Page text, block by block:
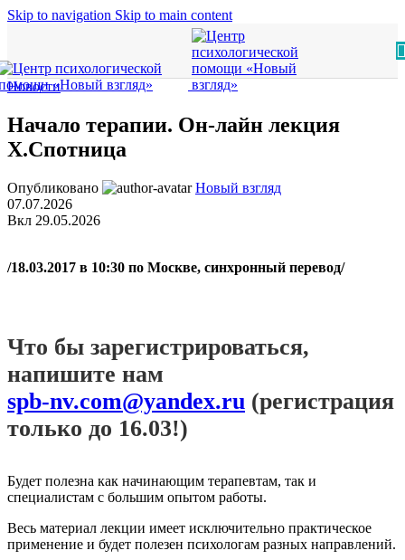
Skip to navigation Skip to main content
Новости
Начало терапии. Он-лайн лекция
Х.Спотница
Опубликовано
Новый взгляд
07.07.2026
Вкл 29.05.2026
/18.03.2017 в 10:30 по Москве, синхронный перевод/
Что бы зарегистрироваться,
напишите нам
spb-nv.com@yandex.ru (регистрация
только до 16.03!)
Будет полезна как начинающим терапевтам, так и
специалистам с большим опытом работы.
Весь материал лекции имеет исключительно практическое
применение и будет полезен психологам разных направлений.